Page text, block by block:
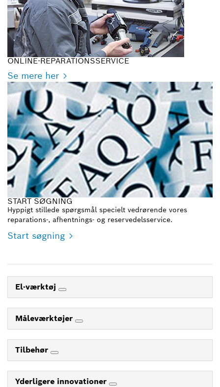
ONLINE-REPARATIONSSERVICE
Se mere her
START SØGNING
Hyppigt stillede spørgsmål specielt vedrørende vores
reparations-, afhentnings- og reservedelsservice.
Start søgning
El-værktøj
Måleværktøjer
Tilbehør
Yderligere innovationer